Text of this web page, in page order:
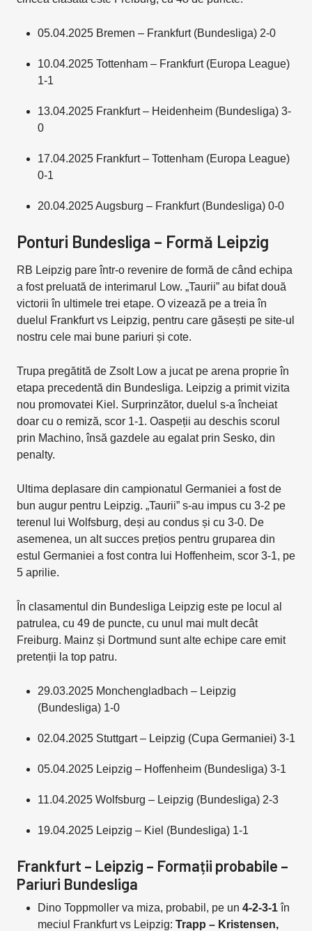
05.04.2025 Bremen – Frankfurt (Bundesliga) 2-0
10.04.2025 Tottenham – Frankfurt (Europa League)
1-1
13.04.2025 Frankfurt – Heidenheim (Bundesliga) 3-
0
17.04.2025 Frankfurt – Tottenham (Europa League)
0-1
20.04.2025 Augsburg – Frankfurt (Bundesliga) 0-0
Ponturi Bundesliga – Formă Leipzig
RB Leipzig pare într-o revenire de formă de când echipa
a fost preluată de interimarul Low. „Taurii” au bifat două
victorii în ultimele trei etape. O vizează pe a treia în
duelul Frankfurt vs Leipzig, pentru care găsești pe site-ul
nostru cele mai bune pariuri și cote.
Trupa pregătită de Zsolt Low a jucat pe arena proprie în
etapa precedentă din Bundesliga. Leipzig a primit vizita
nou promovatei Kiel. Surprinzător, duelul s-a încheiat
doar cu o remiză, scor 1-1. Oaspeții au deschis scorul
prin Machino, însă gazdele au egalat prin Sesko, din
penalty.
Ultima deplasare din campionatul Germaniei a fost de
bun augur pentru Leipzig. „Taurii” s-au impus cu 3-2 pe
terenul lui Wolfsburg, deși au condus și cu 3-0. De
asemenea, un alt succes prețios pentru gruparea din
estul Germaniei a fost contra lui Hoffenheim, scor 3-1, pe
5 aprilie.
În clasamentul din Bundesliga Leipzig este pe locul al
patrulea, cu 49 de puncte, cu unul mai mult decât
Freiburg. Mainz și Dortmund sunt alte echipe care emit
pretenții la top patru.
29.03.2025 Monchengladbach – Leipzig
(Bundesliga) 1-0
02.04.2025 Stuttgart – Leipzig (Cupa Germaniei) 3-1
05.04.2025 Leipzig – Hoffenheim (Bundesliga) 3-1
11.04.2025 Wolfsburg – Leipzig (Bundesliga) 2-3
19.04.2025 Leipzig – Kiel (Bundesliga) 1-1
Frankfurt – Leipzig – Formații probabile –
Pariuri Bundesliga
Dino Toppmoller va miza, probabil, pe un 4-2-3-1în
meciul Frankfurt vs Leipzig: Trapp – Kristensen,